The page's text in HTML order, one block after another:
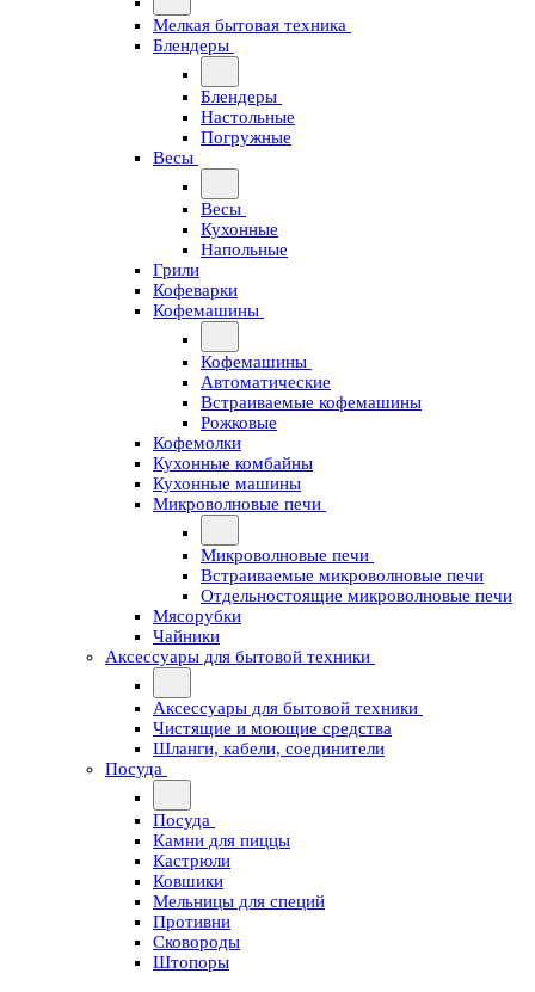
Мелкая бытовая техника
Блендеры
Блендеры
Настольные
Погружные
Весы
Весы
Кухонные
Напольные
Грили
Кофеварки
Кофемашины
Кофемашины
Автоматические
Встраиваемые кофемашины
Рожковые
Кофемолки
Кухонные комбайны
Кухонные машины
Микроволновые печи
Микроволновые печи
Встраиваемые микроволновые печи
Отдельностоящие микроволновые печи
Мясорубки
Чайники
Аксессуары для бытовой техники
Аксессуары для бытовой техники
Чистящие и моющие средства
Шланги, кабели, соединители
Посуда
Посуда
Камни для пиццы
Кастрюли
Ковшики
Мельницы для специй
Противни
Сковороды
Штопоры